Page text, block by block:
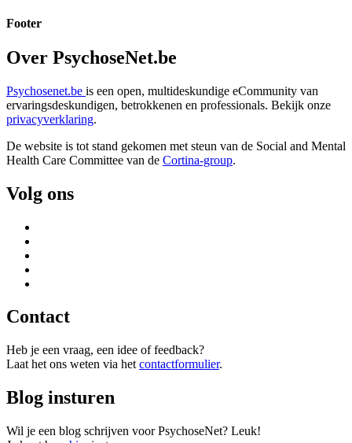
Footer
Over PsychoseNet.be
Psychosenet.be is een open, multideskundige eCommunity van
ervaringsdeskundigen, betrokkenen en professionals. Bekijk onze
privacyverklaring.
De website is tot stand gekomen met steun van de Social and Mental
Health Care Committee van de Cortina-group.
Volg ons
Contact
Heb je een vraag, een idee of feedback?
Laat het ons weten via het contactformulier.
Blog insturen
Wil je een blog schrijven voor PsychoseNet? Leuk!